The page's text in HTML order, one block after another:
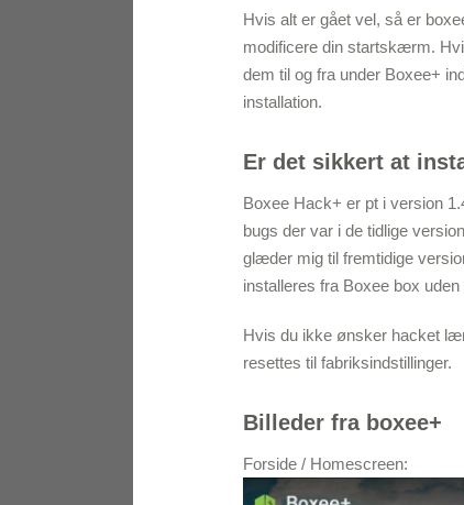
Hvis alt er gået vel, så er
modificere din startskærm.
dem til og fra under Boxee+
installation.
Er det sikkert at
Boxee Hack+ er pt i version
bugs der var i de tidlige
glæder mig til fremtidige
installeres fra Boxee box
Hvis du ikke ønsker hacket
resettes til fabriksindstillinger.
Billeder fra boxee+
Forside / Homescreen: